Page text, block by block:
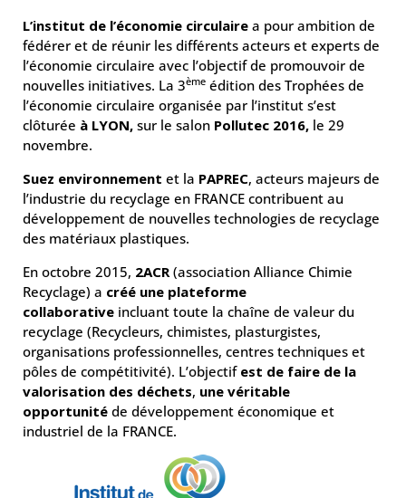
L’institut de l’économie circulaire a pour ambition de
fédérer et de réunir les différents acteurs et experts de
l’économie circulaire avec l’objectif de promouvoir de
nouvelles initiatives. La 3ème édition des Trophées de
l’économie circulaire organisée par l’institut s’est
clôturée à LYON, sur le salon Pollutec 2016, le 29
novembre.
Suez environnement et la PAPREC, acteurs majeurs de
l’industrie du recyclage en FRANCE contribuent au
développement de nouvelles technologies de recyclage
des matériaux plastiques.
En octobre 2015, 2ACR (association Alliance Chimie
Recyclage) a créé une plateforme
collaborative incluant toute la chaîne de valeur du
recyclage (Recycleurs, chimistes, plasturgistes,
organisations professionnelles, centres techniques et
pôles de compétitivité). L’objectif est de faire de la
valorisation des déchets, une véritable
opportunité de développement économique et
industriel de la FRANCE.